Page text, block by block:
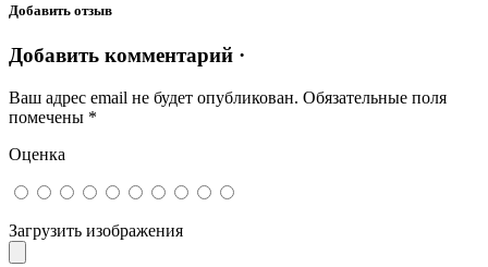
Добавить отзыв
Добавить комментарий ·
Ваш адрес email не будет опубликован. Обязательные поля
помечены *
Оценка
Загрузить изображения